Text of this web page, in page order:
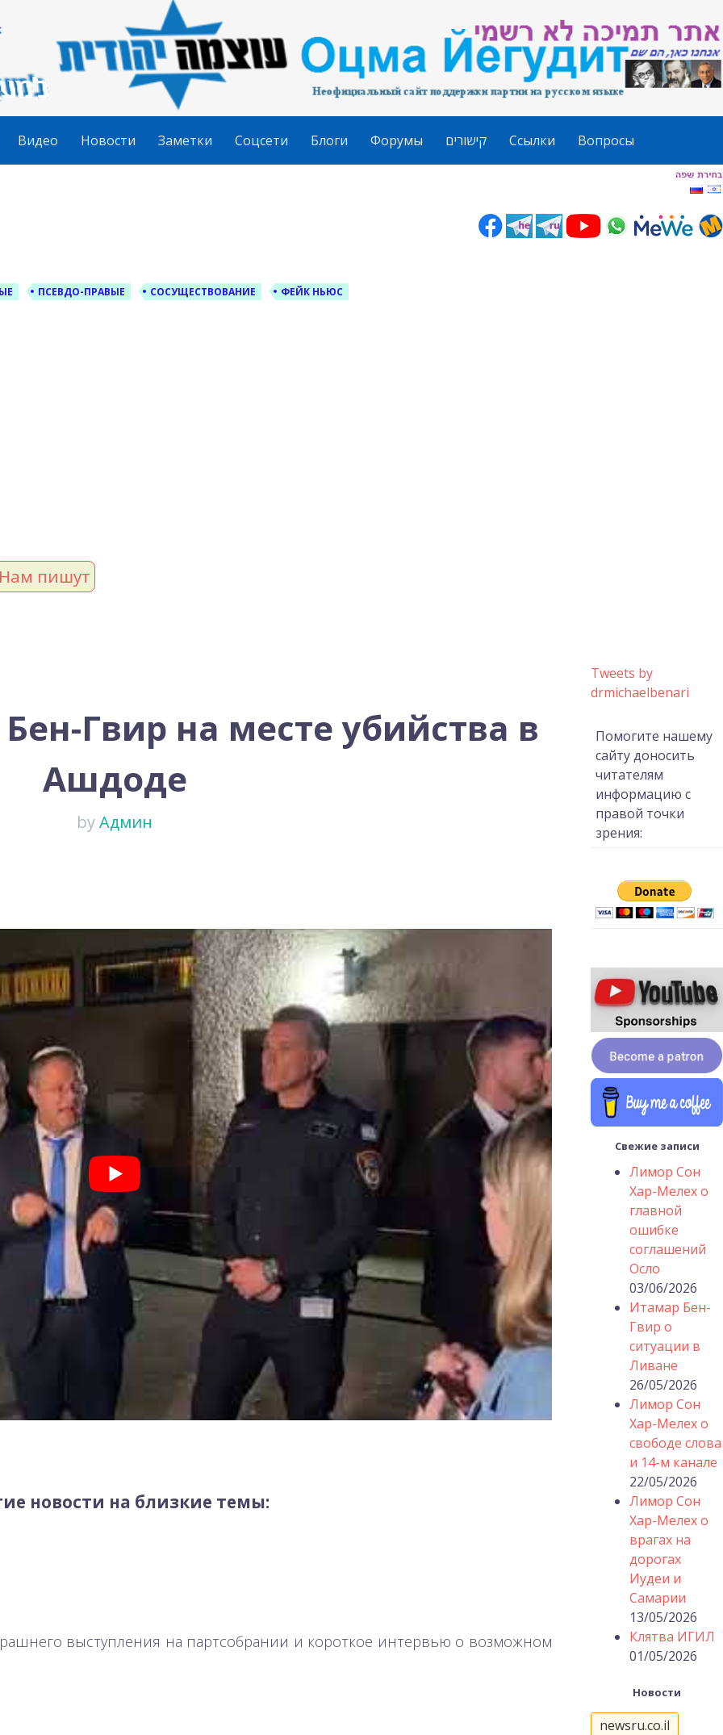
Видео Новости Заметки Соцсети Блоги Форумы קישורים Ссылки Вопросы
ПСЕВДО-ПРАВЫЕ СОСУЩЕСТВОВАНИЕ ФЕЙК НЬЮС
Нам пишут
Гвир на месте убийства в
Ашдоде
byАдмин
новости на близкие темы:
выступления на партсобрании и короткое интервью о возможном
Tweets by
drmichaelbenari
Помогите нашему
сайту доносить
читателям
информацию с
правой точки
зрения:
Свежие записи
Лимор Сон
Хар-Мелех о
главной
ошибке
соглашений
Осло
03/06/2026
Итамар Бен-
Гвир о
ситуации в
Ливане
26/05/2026
Лимор Сон
Хар-Мелех о
свободе слова
и 14-м канале
22/05/2026
Лимор Сон
Хар-Мелех о
врагах на
дорогах
Иудеи и
Самарии
13/05/2026
Клятва ИГИЛ
01/05/2026
Новости
newsru.co.il